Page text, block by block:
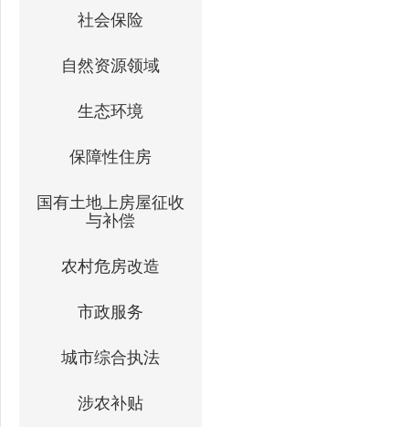
社会保险
自然资源领域
生态环境
保障性住房
国有土地上房屋征收
与补偿
农村危房改造
市政服务
城市综合执法
涉农补贴